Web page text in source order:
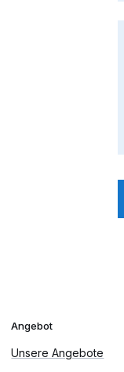
Angebot
Unsere Angebote